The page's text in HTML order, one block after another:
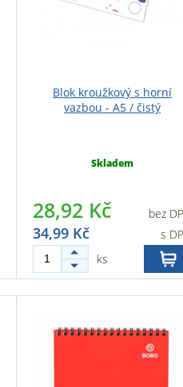
Blok kroužkový s horní
vazbou - A5 / čistý
Skladem
28,92 Kč bez
34,99 Kč
s
ks